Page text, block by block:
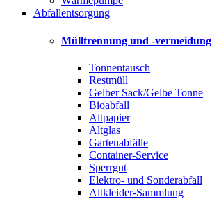
Abfallentsorgung
Mülltrennung und -vermeidung
Tonnentausch
Restmüll
Gelber Sack/Gelbe Tonne
Bioabfall
Altpapier
Altglas
Gartenabfälle
Container-Service
Sperrgut
Elektro- und Sonderabfall
Altkleider-Sammlung